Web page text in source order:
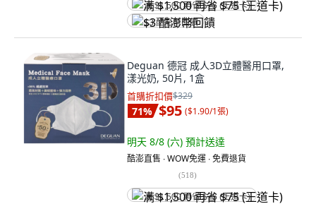
满 $1,500 再省 $75 (王道卡)
$3 酷澎幣回饋
Deguan 德冠 成人3D立體醫用口罩,
漾光奶, 50片, 1盒
首購折扣價$329
71% $95 ($1.90/1張)
明天 8/8 (六) 預計送達
酷澎直售 ∙ WOW免運 ∙ 免費退貨
(518)
满 $1,500 再省 $75 (王道卡)